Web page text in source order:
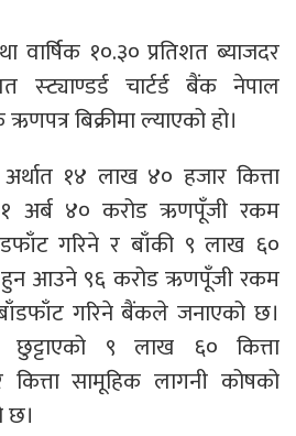
१०.३० प्रतिशत ब्याजदर
स्ट्याण्डर्ड चार्टर्ड बैंक नेपाल
बिक्रीमा ल्याएको हो।
१४ लाख ४० हजार कित्ता
अर्ब ४० करोड ऋणपूँजी रकम
गरिने र बाँकी ९ लाख ६०
हुन आउने ९६ करोड ऋणपूँजी रकम
गरिने बैंकले जनाएको छ।
छुट्टाएको ९ लाख ६० कित्ता
सामूहिक लागनी कोषको
छ।